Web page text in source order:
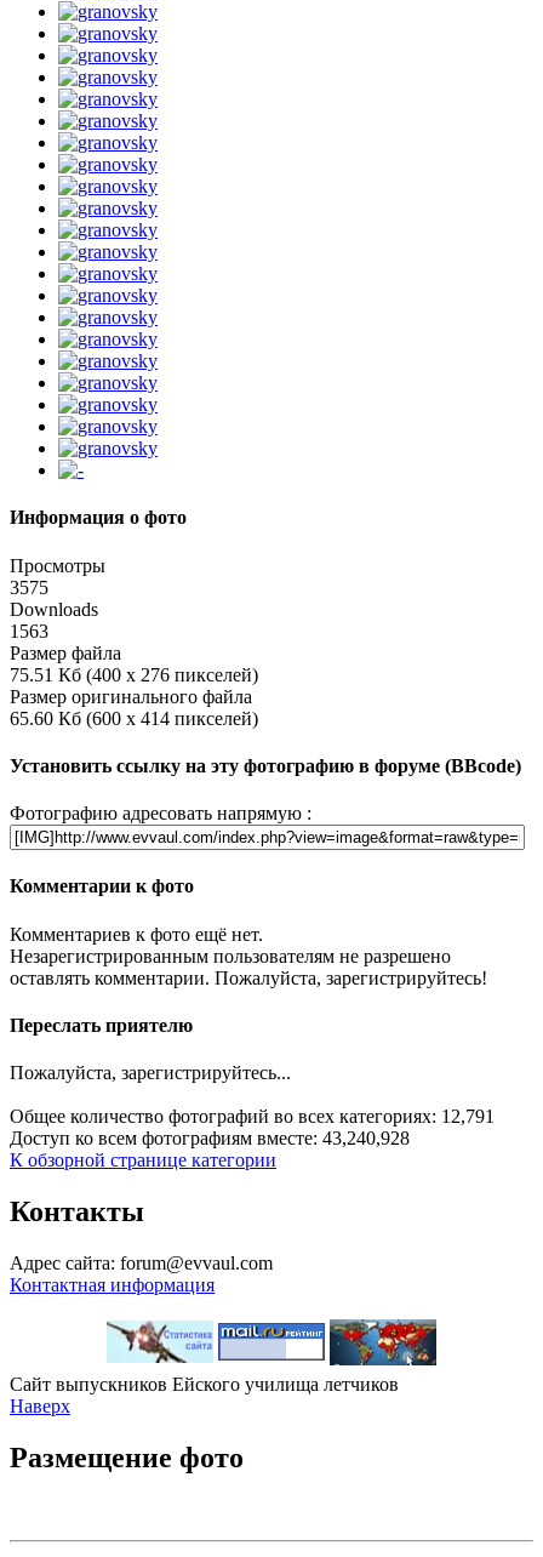
Информация о фото
Просмотры
3575
Downloads
1563
Размер файла
75.51 Кб (400 x 276 пикселей)
Размер оригинального файла
65.60 Кб (600 x 414 пикселей)
Установить ссылку на эту фотографию в форуме (BBcode)
Фотографию адресовать напрямую :
Комментарии к фото
Комментариев к фото ещё нет.
Незарегистрированным пользователям не разрешено
оставлять комментарии. Пожалуйста, зарегистрируйтесь!
Переслать приятелю
Пожалуйста, зарегистрируйтесь...
Общее количество фотографий во всех категориях: 12,791
Доступ ко всем фотографиям вместе: 43,240,928
К обзорной странице категории
Контакты
Адрес сайта: forum@evvaul.com
Контактная информация
Сайт выпускников Ейского училища летчиков
Наверх
Размещение фото